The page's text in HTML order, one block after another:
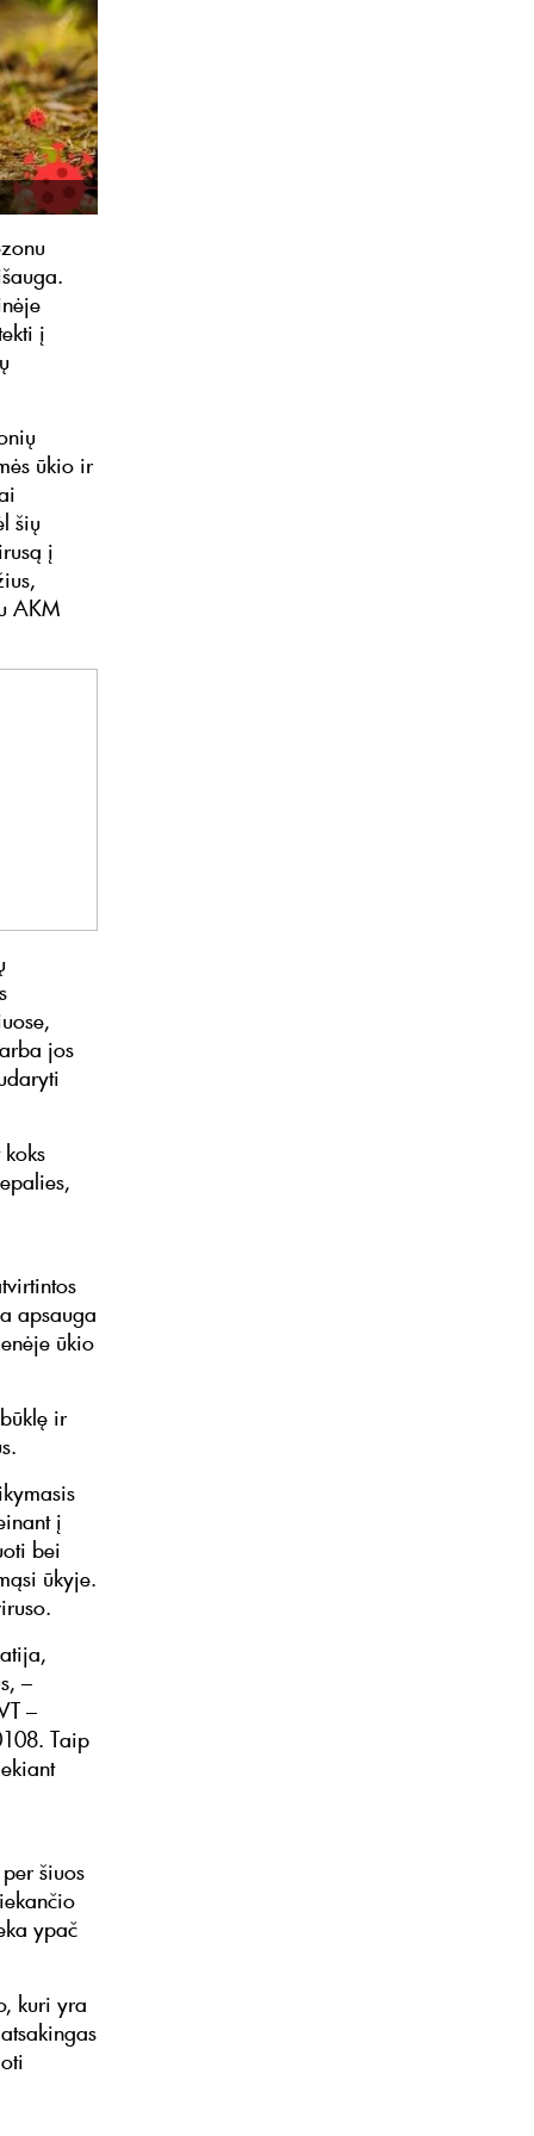
į
ūkio ir
šių
į
AKM
jos
apsauga
ūkio
ir
į
bei
ūkyje.
–
–
Taip
šiuos
ypač
kuri yra